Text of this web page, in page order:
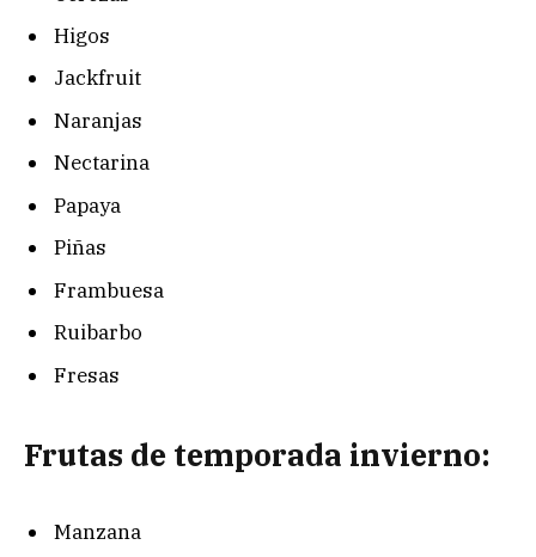
Higos
Jackfruit
Naranjas
Nectarina
Papaya
Piñas
Frambuesa
Ruibarbo
Fresas
Frutas de temporada invierno:
Manzana